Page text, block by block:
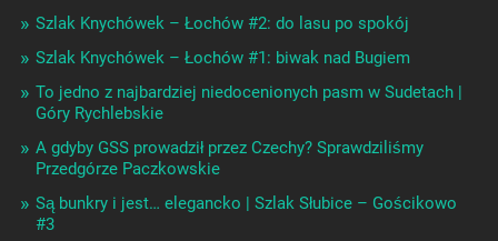
Szlak Knychówek – Łochów #2: do lasu po spokój
Szlak Knychówek – Łochów #1: biwak nad Bugiem
To jedno z najbardziej niedocenionych pasm w Sudetach |
Góry Rychlebskie
A gdyby GSS prowadził przez Czechy? Sprawdziliśmy
Przedgórze Paczkowskie
Są bunkry i jest… elegancko | Szlak Słubice – Gościkowo
#3